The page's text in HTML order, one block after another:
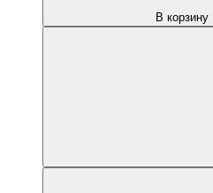
В корзину